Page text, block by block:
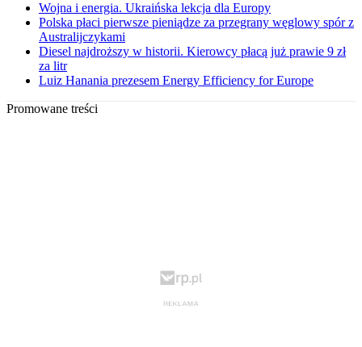
Wojna i energia. Ukraińska lekcja dla Europy
Polska płaci pierwsze pieniądze za przegrany węglowy spór z
Australijczykami
Diesel najdroższy w historii. Kierowcy płacą już prawie 9 zł
za litr
Luiz Hanania prezesem Energy Efficiency for Europe
Promowane treści